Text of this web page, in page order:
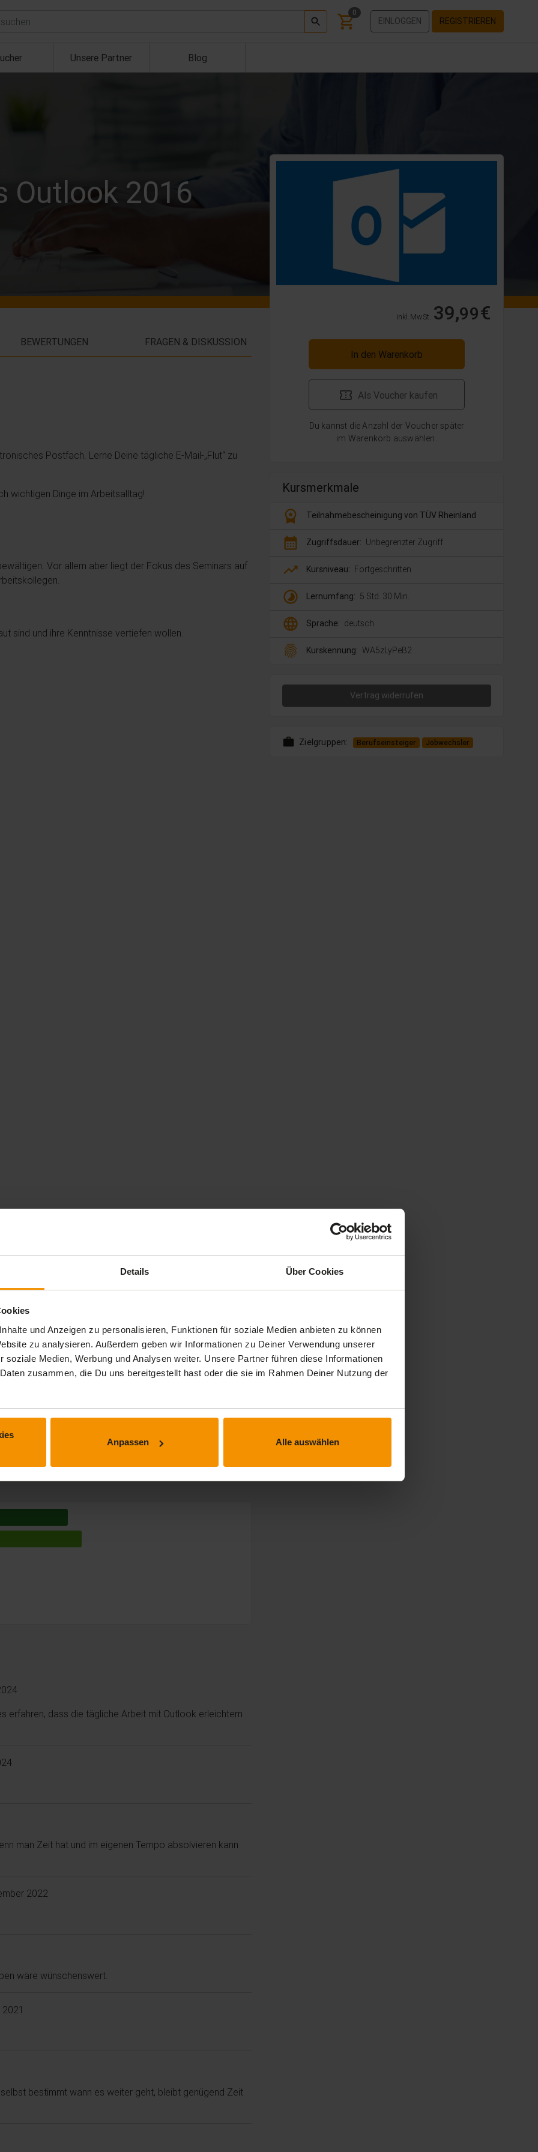
Details Über Cookies
und Anzeigen zu personalisieren, Funktionen für soziale Medien anbieten zu können
zu analysieren. Außerdem geben wir Informationen zu Deiner Verwendung unserer
soziale Medien, Werbung und Analysen weiter. Unsere Partner führen diese Informationen
zusammen, die Du uns bereitgestellt hast oder die sie im Rahmen Deiner Nutzung der
Anpassen Alle auswählen
0
EINLOGGEN REGISTRIEREN
Unsere Partner Blog
Outlook 2016
inkl. MwSt. 39,99€
In den Warenkorb
Als Voucher kaufen
Du kannst die Anzahl der Voucher später
im Warenkorb auswählen.
Kursmerkmale
workspace_premium Teilnahmebescheinigung von TÜV Rheinland
calendar_month Zugriffsdauer: Unbegrenzter Zugriff
trending_up Kursniveau: Fortgeschritten
timelapse Lernumfang: 5 Std. 30 Min.
language Sprache: deutsch
fingerprint Kurskennung: WA5zLyPeB2
Vertrag widerrufen
work Zielgruppen: Berufseinsteiger Jobwechsler
BEWERTUNGEN FRAGEN & DISKUSSION
Postfach. Lerne Deine tägliche E-Mail-„Flut“ zu
wichtigen Dinge im Arbeitsalltag!
Vor allem aber liegt der Fokus des Seminars auf
sind und ihre Kenntnisse vertiefen wollen.
expand_less
erfahren, dass die tägliche Arbeit mit Outlook erleichtern
man Zeit hat und im eigenen Tempo absolvieren kann
2022
wäre wünschenswert.
bestimmt wann es weiter geht, bleibt genügend Zeit